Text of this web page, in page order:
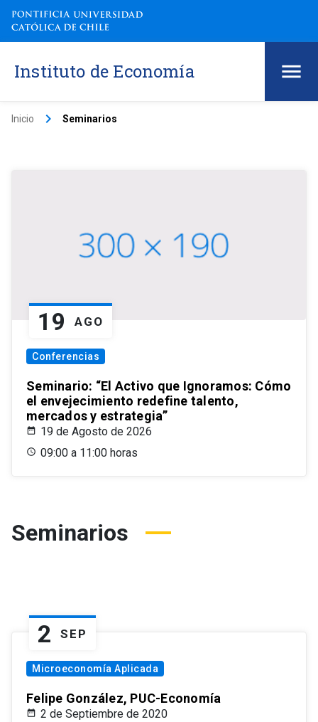
Instituto de Economía
Inicio keyboard_arrow_right Seminarios
19 AGO
Conferencias
Seminario: “El Activo que Ignoramos: Cómo
el envejecimiento redefine talento,
mercados y estrategia”
19 de Agosto de 2026
09:00 a 11:00 horas
Seminarios
2 SEP
Microeconomía Aplicada
Felipe González, PUC-Economía
2 de Septiembre de 2020